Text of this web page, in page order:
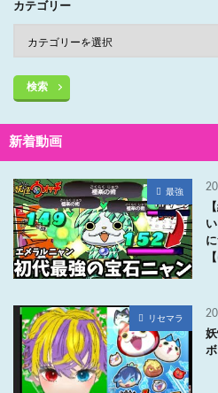
カテゴリー
検索
新着動画
最強
リセマラ